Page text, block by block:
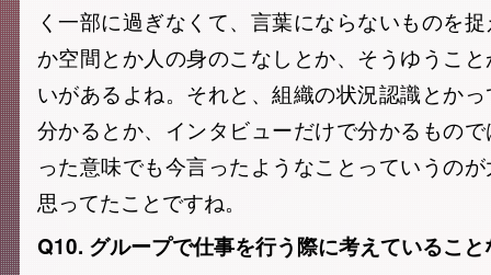
く一部に過ぎなくて、言葉にならないものを
か空間とか人の身のこなしとか、そうゆうこ
いがあるよね。それと、組織の状況認識とか
分かるとか、インタビューだけで分かるもの
った意味でも今言ったようなことっていうの
思ってたことですね。
Q10. グループで仕事を行う際に考えているこ